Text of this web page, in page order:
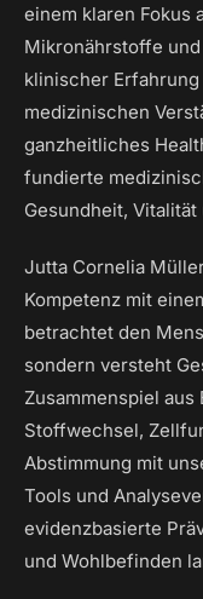
einem klaren Fokus
Mikronährstoffe
klinischer
medizinischen
ganzheitliches
fundierte
Gesundheit,
Jutta Cornelia
Kompetenz mit
betrachtet den
sondern versteht
Zusammenspiel
Stoffwechsel,
Abstimmung mit
Tools und
evidenzbasierte
und Wohlbefinden